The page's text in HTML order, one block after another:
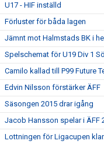
U17 - HIF inställd
Förluster för båda lagen
Jämnt mot Halmstads BK i
Spelschemat för U19 Div 1
Camilo kallad till P99 Future
Edvin Nilsson förstärker ÄFF
Säsongen 2015 drar igång
Jacob Hansson spelar i ÄFF
Lottningen för Ligacupen